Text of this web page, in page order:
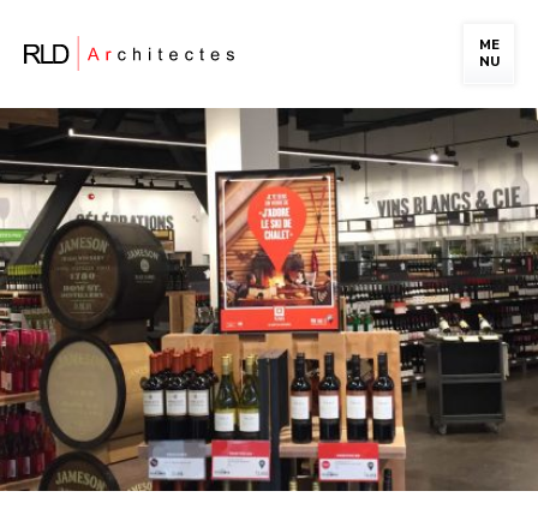
PORTFOLIO
LA FIRME
NOTRE ÉQUIPE
CARRIÈRE
NOUS JOINDRE
ME
NU